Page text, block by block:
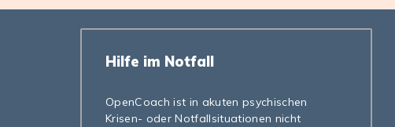
Hilfe im Notfall
OpenCoach ist in akuten psychischen
Krisen- oder Notfallsituationen nicht